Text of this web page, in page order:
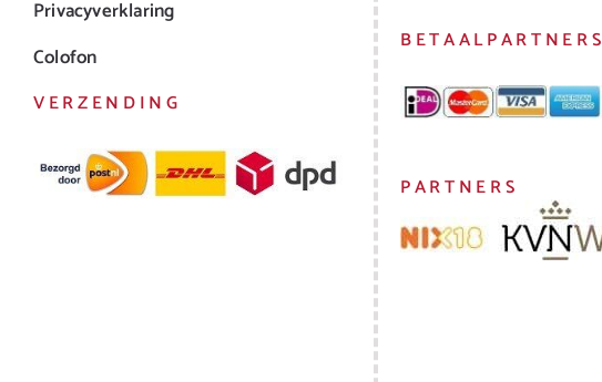
Privacyverklaring
Colofon
VERZENDING
BETAALPARTNERS
PARTNERS